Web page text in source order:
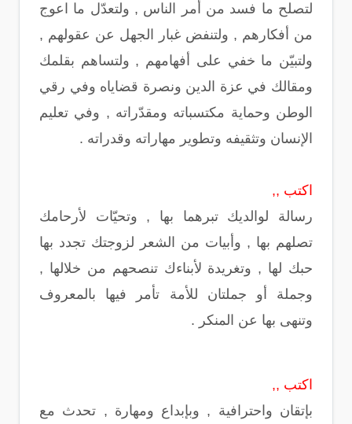
لتصلح ما فسد من أمر الناس , ولتعدّل ما اعوج
من أفكارهم , ولتنفض غبار الجهل عن عقولهم ,
ولتبيّن ما خفي على أفهامهم , ولتساهم بقلمك
ومقالك في عزة الدين ونصرة قضاياه وفي رقي
الوطن وحماية مكتسباته ومقدّراته , وفي تعليم
الإنسان وتثقيفه وتطوير مهاراته وقدراته .
اكتب ,,
رسالة لوالديك تبرهما بها , وتحيّات لأرحامك
تصلهم بها , وأبيات من الشعر لزوجتك تجدد بها
حبك لها , وتغريدة لأبناءك تنصحهم من خلالها ,
وجملة أو جملتان للأمة تأمر فيها بالمعروف
وتنهى بها عن المنكر .
اكتب ,,
بإتقان واحترافية , وبإبداع ومهارة , تحدث مع